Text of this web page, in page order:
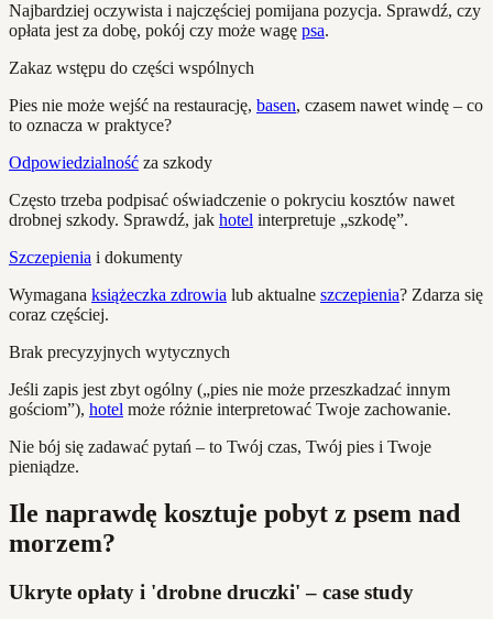
Najbardziej oczywista i najczęściej pomijana pozycja. Sprawdź, czy
opłata jest za dobę, pokój czy może wagę psa.
Zakaz wstępu do części wspólnych
Pies nie może wejść na restaurację, basen, czasem nawet windę – co
to oznacza w praktyce?
Odpowiedzialność za szkody
Często trzeba podpisać oświadczenie o pokryciu kosztów nawet
drobnej szkody. Sprawdź, jak hotel interpretuje „szkodę”.
Szczepienia i dokumenty
Wymagana książeczka zdrowia lub aktualne szczepienia? Zdarza się
coraz częściej.
Brak precyzyjnych wytycznych
Jeśli zapis jest zbyt ogólny („pies nie może przeszkadzać innym
gościom”), hotel może różnie interpretować Twoje zachowanie.
Nie bój się zadawać pytań – to Twój czas, Twój pies i Twoje
pieniądze.
Ile naprawdę kosztuje pobyt z psem nad
morzem?
Ukryte opłaty i 'drobne druczki' – case study